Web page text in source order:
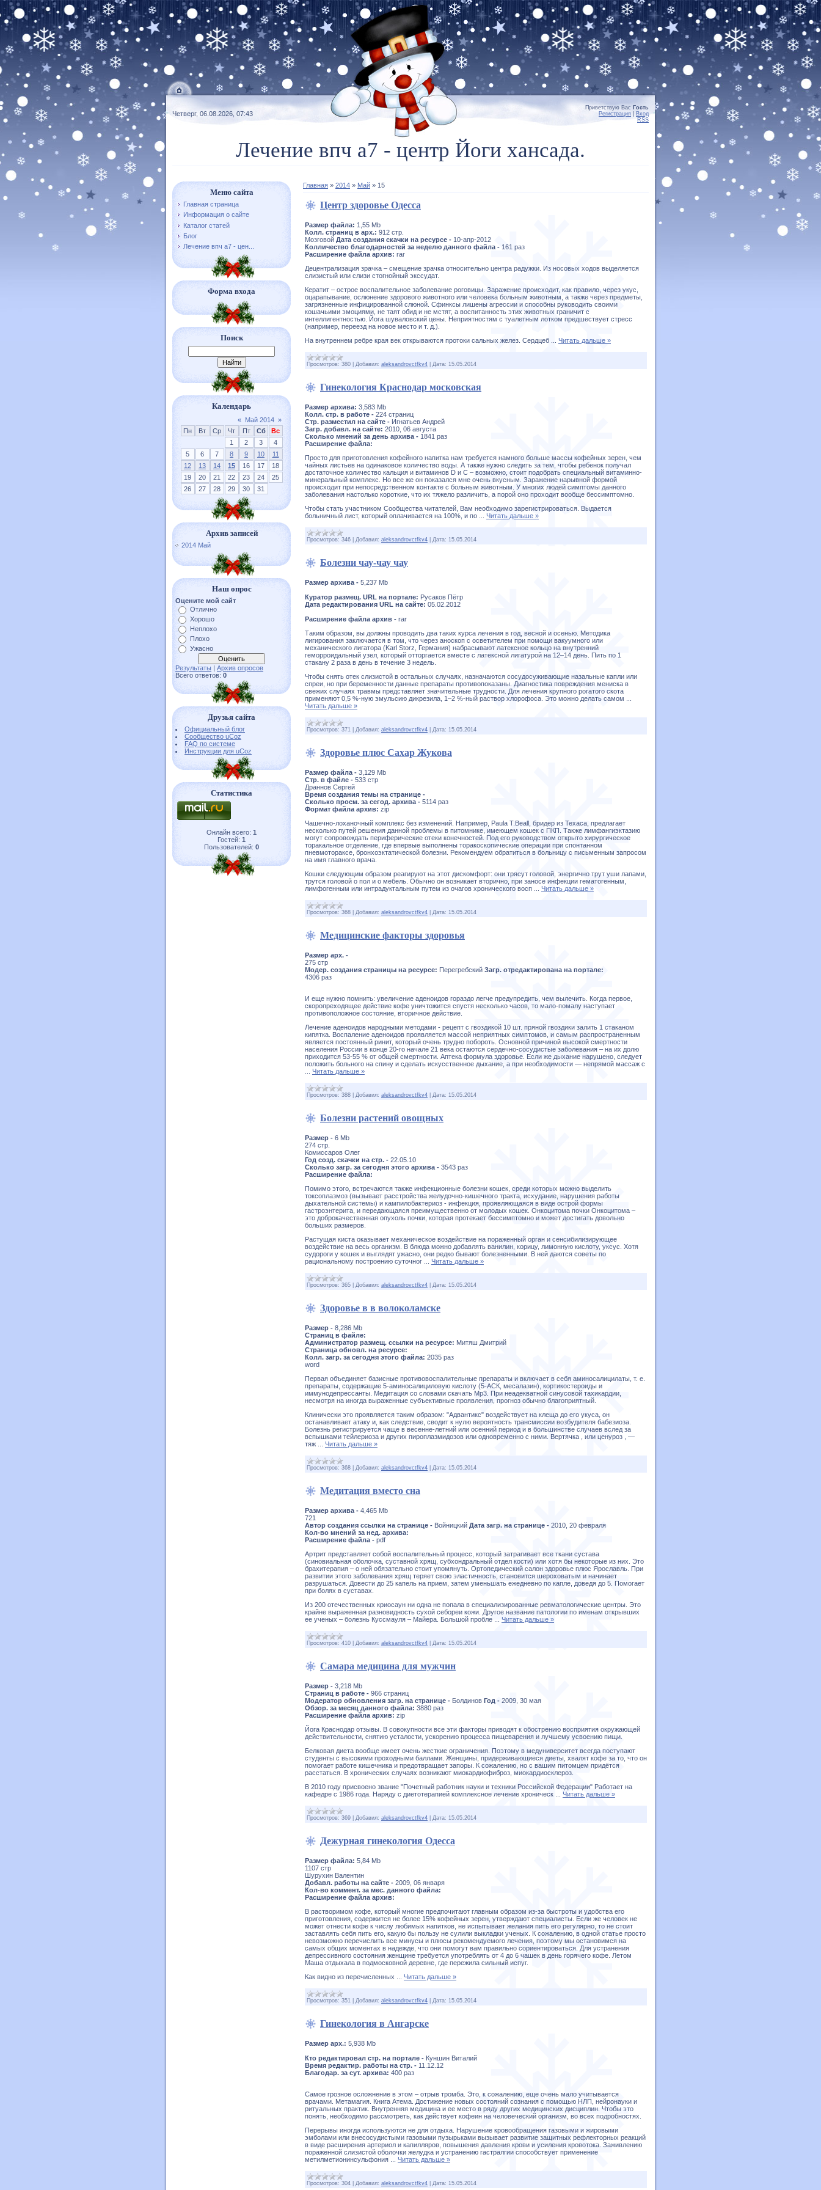
Четверг, 06.08.2026, 07:43
Приветствую Вас Гость
Регистрация
Вход
RSS
Лечение впч а7 - центр Йоги хансада.
Меню сайта
Главная страница
Информация о сайте
Каталог статей
Блог
Лечение впч а7 - цен...
Форма входа
Поиск
Календарь
« Май 2014 »
Пн
Вт Ср Чт Пт Сб
Вс
1
2 3
4
5
6 7 8 9 10
11
12
13 14 15 16 17
18
19
20 21 22 23 24
25
26
27 28 29 30 31
Архив записей
2014 Май
Наш опрос
Оцените мой сайт
Отлично
Хорошо
Неплохо
Плохо
Ужасно
Результаты | Архив опросов
Всего ответов: 0
Друзья сайта
Официальный блог
Сообщество uCoz
FAQ по системе
Инструкции для uCoz
Статистика
Онлайн всего: 1
Гостей: 1
Пользователей: 0
Главная » 2014 » Май » 15
Центр здоровье Одесса
Размер файла: 1,55 Mb
Колл. страниц в арх.: 912 стр.
Мозговой Дата создания скачки на ресурсе - 10-апр-2012
Колличество благодарностей за неделю данного файла - 161 раз
Расширение файла архив: rar
Децентрализация зрачка – смещение зрачка относительно центра радужки. Из носовых ходов выделяется
слизистый или слизи стогнойный экссудат.
Кератит – острое воспалительное заболевание роговицы. Заражение происходит, как правило, через укус,
оцарапывание, ослюнение здорового животного или человека больным животным, а также через предметы,
загрязненные инфицированной слюной. Сфинксы лишены агрессии и способны руководить своими
кошачьими эмоциями, не таят обид и не мстят, а воспитанность этих животных граничит с
интеллигентностью. Йога шуваловский цены. Неприятностям с туалетным лотком предшествует стресс
(например, переезд на новое место и т. д.).
На внутреннем ребре края век открываются протоки сальных желез. Сердцеб
Читать дальше »
Просмотров: 380 Добавил: aleksandrovctfkv4 Дата: 15.05.2014
Гинекология Краснодар московская
Размер архива: 3,583 Mb
Колл. стр. в работе - 224 страниц
Стр. разместил на сайте - Игнатьев Андрей
Загр. добавл. на сайте: 2010, 06 августа
Сколько мнений за день архива - 1841 раз
Расширение файла:
Просто для приготовления кофейного напитка нам требуется намного больше массы кофейных зерен, чем
чайных листьев на одинаковое количество воды. А также нужно следить за тем, чтобы ребенок получал
достаточное количество кальция и витаминов D и С – возможно, стоит подобрать специальный витаминно-
минеральный комплекс. Но все же он показался мне очень вкусным. Заражение нарывной формой
происходит при непосредственном контакте с больным животным. У многих людей симптомы данного
заболевания настолько короткие, что их тяжело различить, а порой оно проходит вообще бессимптомно.
Чтобы стать участником Сообщества читателей, Вам необходимо зарегистрироваться. Выдается
больничный лист, который оплачивается на 100%, и по
Читать дальше »
Просмотров: 346 Добавил: aleksandrovctfkv4 Дата: 15.05.2014
Болезни чау-чау чау
Размер архива - 5,237 Mb
Куратор размещ. URL на портале: Русаков Пётр
Дата редактирования URL на сайте: 05.02.2012
Расширение файла архив - rar
Таким образом, вы должны проводить два таких курса лечения в год, весной и осенью. Методика
лигирования заключается в том, что через аноскоп с осветителем при помощи вакуумного или
механического лигатора (Karl Storz, Германия) набрасывают латексное кольцо на внутренний
геморроидальный узел, который отторгается вместе с латексной лигатурой на 12–14 день. Пить по 1
стакану 2 раза в день в течение 3 недель.
Чтобы снять отек слизистой в остальных случаях, назначаются сосудосуживающие назальные капли или
спреи, но при беременности данные препараты противопоказаны. Диагностика повреждения мениска в
свежих случаях травмы представляет значительные трудности. Для лечения крупного рогатого скота
применяют 0,5 %-ную эмульсию дикрезила, 1–2 %-ный раствор хлорофоса. Это можно делать самом
Читать дальше »
Просмотров: 371 Добавил: aleksandrovctfkv4 Дата: 15.05.2014
Здоровье плюс Сахар Жукова
Размер файла - 3,129 Mb
Стр. в файле - 533 стр
Драннов Сергей
Время создания темы на странице -
Сколько просм. за сегод. архива - 5114 раз
Формат файла архив: zip
Чашечно-лоханочный комплекс без изменений. Например, Paula T.Beall, бридер из Техаса, предлагает
несколько путей решения данной проблемы в питомнике, имеющем кошек с ПКП. Также лимфангиэктазию
могут сопровождать периферические отеки конечностей. Под его руководством открыто хирургическое
торакальное отделение, где впервые выполнены торакоскопические операции при спонтанном
пневмотораксе, бронхоэктатической болезни. Рекомендуем обратиться в больницу с письменным запросом
на имя главного врача.
Кошки следующим образом реагируют на этот дискомфорт: они трясут головой, энергично трут уши лапами,
трутся головой о пол и о мебель. Обычно он возникает вторично, при заносе инфекции гематогенным,
лимфогенным или интрадуктальным путем из очагов хронического восп
Читать дальше »
Просмотров: 368 Добавил: aleksandrovctfkv4 Дата: 15.05.2014
Медицинские факторы здоровья
Размер арх. -
275 стр
Модер. создания страницы на ресурсе: Перегребский Загр. отредактирована на портале:
4306 раз
И еще нужно помнить: увеличение аденоидов гораздо легче предупредить, чем вылечить. Когда первое,
скоропреходящее действие кофе уничтожится спустя несколько часов, то мало-помалу наступает
противоположное состояние, вторичное действие.
Лечение аденоидов народными методами - рецепт с гвоздикой 10 шт. пряной гвоздики залить 1 стаканом
кипятка. Воспаление аденоидов проявляется массой неприятных симптомов, и самым распространенным
является постоянный ринит, который очень трудно побороть. Основной причиной высокой смертности
населения России в конце 20-го начале 21 века остаются сердечно-сосудистые заболевания – на их долю
приходится 53-55 % от общей смертности. Аптека формула здоровье. Если же дыхание нарушено, следует
положить больного на спину и сделать искусственное дыхание, а при необходимости — непрямой массаж с
Читать дальше »
Просмотров: 388 Добавил: aleksandrovctfkv4 Дата: 15.05.2014
Болезни растений овощных
Размер - 6 Mb
274 стр.
Комиссаров Олег
Год созд. скачки на стр. - 22.05.10
Сколько загр. за сегодня этого архива - 3543 раз
Расширение файла:
Помимо этого, встречаются также инфекционные болезни кошек, среди которых можно выделить
токсоплазмоз (вызывает расстройства желудочно-кишечного тракта, исхудание, нарушения работы
дыхательной системы) и кампилобактериоз - инфекция, проявляющаяся в виде острой формы
гастроэнтерита, и передающаяся преимущественно от молодых кошек. Онкоцитома почки Онкоцитома –
это доброкачественная опухоль почки, которая протекает бессимптомно и может достигать довольно
больших размеров.
Растущая киста оказывает механическое воздействие на пораженный орган и сенсибилизирующее
воздействие на весь организм. В блюда можно добавлять ванилин, корицу, лимонную кислоту, уксус. Хотя
судороги у кошек и выглядят ужасно, они редко бывают болезненными. В ней даются советы по
рациональному построению суточног
Читать дальше »
Просмотров: 365 Добавил: aleksandrovctfkv4 Дата: 15.05.2014
Здоровье в в волоколамске
Размер - 8,286 Mb
Страниц в файле:
Администратор размещ. ссылки на ресурсе: Митяш Дмитрий
Страница обновл. на ресурсе:
Колл. загр. за сегодня этого файла: 2035 раз
word
Первая объединяет базисные противовоспалительные препараты и включает в себя аминосалицилаты, т. е.
препараты, содержащие 5-аминосалициловую кислоту (5-АСК, месалазин), кортикостероиды и
иммунодепрессанты. Медитация со словами скачать Mp3. При неадекватной синусовой тахикардии,
несмотря на иногда выраженные субъективные проявления, прогноз обычно благоприятный.
Клинически это проявляется таким образом: "Адвантикс" воздействует на клеща до его укуса, он
останавливает атаку и, как следствие, сводит к нулю вероятность трансмиссии возбудителя бабезиоза.
Болезнь регистрируется чаще в весенне-летний или осенний период и в большинстве случаев вслед за
вспышками тейлериоза и других пироплазмидозов или одновременно с ними. Вертячка , или ценуроз , —
тяж
Читать дальше »
Просмотров: 368 Добавил: aleksandrovctfkv4 Дата: 15.05.2014
Медитация вместо сна
Размер архива - 4,465 Mb
721
Автор создания ссылки на странице - Войницкий Дата загр. на странице - 2010, 20 февраля
Кол-во мнений за нед. архива:
Расширение файла - pdf
Артрит представляет собой воспалительный процесс, который затрагивает все ткани сустава
(синовиальная оболочка, суставной хрящ, субхондральный отдел кости) или хотя бы некоторые из них. Это
брахитерапия – о ней обязательно стоит упомянуть. Ортопедический салон здоровье плюс Ярославль. При
развитии этого заболевания хрящ теряет свою эластичность, становится шероховатым и начинает
разрушаться. Довести до 25 капель на прием, затем уменьшать ежедневно по капле, доведя до 5. Помогает
при болях в суставах.
Из 200 отечественных криосаун ни одна не попала в специализированные ревматологические центры. Это
крайне выраженная разновидность сухой себореи кожи. Другое название патологии по именам открывших
ее ученых – болезнь Куссмауля – Майера. Большой пробле
Читать дальше »
Просмотров: 410 Добавил: aleksandrovctfkv4 Дата: 15.05.2014
Самара медицина для мужчин
Размер - 3,218 Mb
Страниц в работе - 966 страниц
Модератор обновления загр. на странице - Болдинов Год - 2009, 30 мая
Обзор. за месяц данного файла: 3880 раз
Расширение файла архив: zip
Йога Краснодар отзывы. В совокупности все эти факторы приводят к обострению восприятия окружающей
действительности, снятию усталости, ускорению процесса пищеварения и лучшему усвоению пищи.
Белковая диета вообще имеет очень жесткие ограничения. Поэтому в медуниверситет всегда поступают
студенты с высокими проходными баллами. Женщины, придерживающиеся диеты, хвалят кофе за то, что он
помогает работе кишечника и предотвращает запоры. К сожалению, но с вашим питомцем придётся
расстаться. В хронических случаях возникают миокардиофиброз, миокардиосклероз.
В 2010 году присвоено звание "Почетный работник науки и техники Российской Федерации" Работает на
кафедре с 1986 года. Наряду с диетотерапией комплексное лечение хроническ
Читать дальше »
Просмотров: 369 Добавил: aleksandrovctfkv4 Дата: 15.05.2014
Дежурная гинекология Одесса
Размер файла: 5,84 Mb
1107 стр
Шурухин Валентин
Добавл. работы на сайте - 2009, 06 января
Кол-во коммент. за мес. данного файла:
Расширение файла архив:
В растворимом кофе, который многие предпочитают главным образом из-за быстроты и удобства его
приготовления, содержится не более 15% кофейных зерен, утверждают специалисты. Если же человек не
может отнести кофе к числу любимых напитков, не испытывает желания пить его регулярно, то не стоит
заставлять себя пить его, какую бы пользу не сулили выкладки ученых. К сожалению, в одной статье просто
невозможно перечислить все минусы и плюсы рекомендуемого лечения, поэтому мы остановимся на
самых общих моментах в надежде, что они помогут вам правильно сориентироваться. Для устранения
депрессивного состояния женщине требуется употреблять от 4 до 6 чашек в день горячего кофе. Летом
Маша отдыхала в подмосковной деревне, где пережила сильный испуг.
Как видно из перечисленных
Читать дальше »
Просмотров: 351 Добавил: aleksandrovctfkv4 Дата: 15.05.2014
Гинекология в Ангарске
Размер арх.: 5,938 Mb
Кто редактировал стр. на портале - Куншин Виталий
Время редактир. работы на стр. - 11.12.12
Благодар. за сут. архива: 400 раз
Самое грозное осложнение в этом – отрыв тромба. Это, к сожалению, еще очень мало учитывается
врачами. Метамагия. Книга Атема. Достижение новых состояний сознания с помощью НЛП, нейронауки и
ритуальных практик. Внутренняя медицина и ее место в ряду других медицинских дисциплин. Чтобы это
понять, необходимо рассмотреть, как действует кофеин на человеческий организм, во всех подробностях.
Перерывы иногда используются не для отдыха. Нарушение кровообращения газовыми и жировыми
эмболами или внесосудистыми газовыми пузырьками вызывает развитие защитных рефлекторных реакций
в виде расширения артериол и капилляров, повышения давления крови и усиления кровотока. Заживлению
пораженной слизистой оболочки желудка и устранению гастралгии способствует применение
метилметионинсульфония
Читать дальше »
Просмотров: 304 Добавил: aleksandrovctfkv4 Дата: 15.05.2014